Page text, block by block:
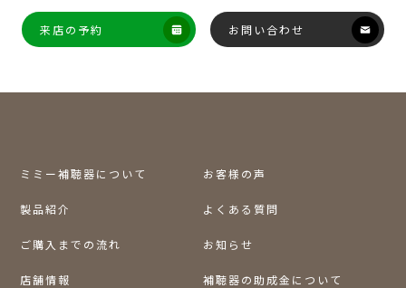
来店の予約 お問い合わせ
ミミー補聴器について お客様の声
製品紹介 よくある質問
ご購入までの流れ お知らせ
店舗情報 補聴器の助成金について